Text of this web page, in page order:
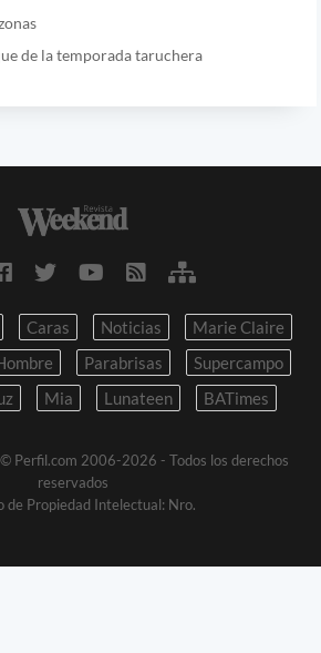
de la temporada taruchera
Caras Noticias
Marie Claire
Parabrisas
Supercampo
Mia Lunateen BATimes
Perfil.com 2006-2026 - Todos los derechos
reservados
de Propiedad Intelectual: Nro.